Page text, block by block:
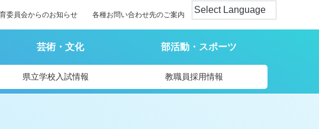
委員会からのお知らせ 各種お問い合わせ先のご案内
芸術・文化 部活動・スポーツ
県立学校入試情報 教職員採用情報